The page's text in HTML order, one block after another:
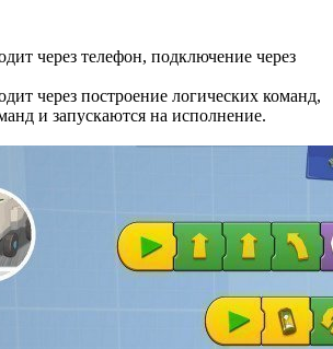
через телефон, подключение через
через построение логических команд,
и запускаются на исполнение.